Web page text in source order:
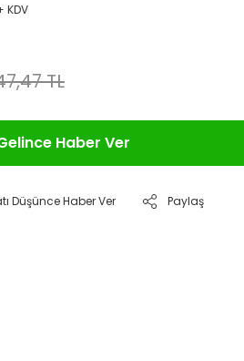
KDV
TL
Haber Ver
Düşünce Haber Ver Paylaş